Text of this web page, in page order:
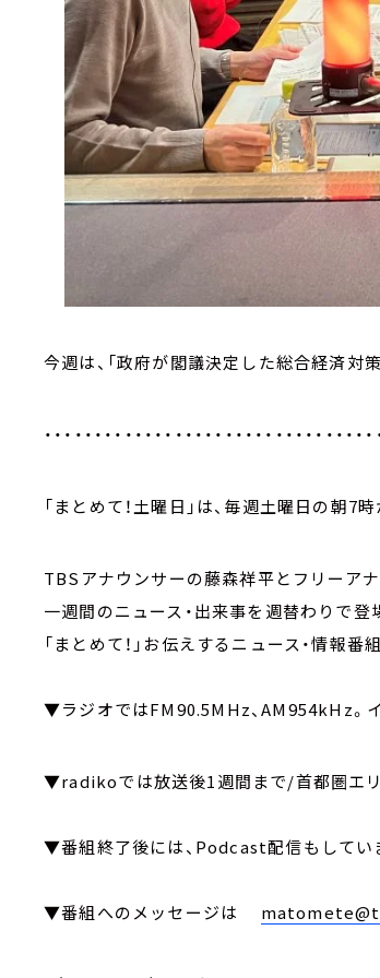
今週は、「政府が閣議決定した総合経済対
・・・・・・・・・・・・・・・・・・・・・・・・・・・・・・・・
「まとめて！土曜日」は、毎週土曜日の朝7
TBSアナウンサーの藤森祥平とフリーア
一週間のニュース・出来事を週替わりで
「まとめて！」お伝えするニュース・情報番
▼ラジオではFM90.5MHz、AM954kHz。
▼radikoでは放送後1週間まで/首都圏エ
▼番組終了後には、Podcast配信もしてい
▼番組へのメッセージは